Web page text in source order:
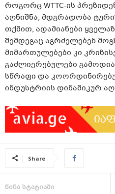
როგორც WTTC-ის
აღნიშნა, მდგრადობა
თქმით, ადამიანები
შემდეგაც აგრძელებენ
მიმართულებები კი
გაძლიერებულები
სწრაფი და
ინდუსტრიის დინამიკურ
Share
წინა სტატიაში